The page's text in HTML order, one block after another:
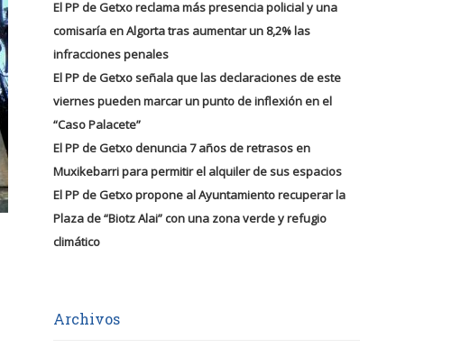
El PP de Getxo reclama más presencia policial y una
comisaría en Algorta tras aumentar un 8,2% las
infracciones penales
El PP de Getxo señala que las declaraciones de este
viernes pueden marcar un punto de inflexión en el
“Caso Palacete”
El PP de Getxo denuncia 7 años de retrasos en
Muxikebarri para permitir el alquiler de sus espacios
El PP de Getxo propone al Ayuntamiento recuperar la
Plaza de “Biotz Alai” con una zona verde y refugio
climático
Archivos